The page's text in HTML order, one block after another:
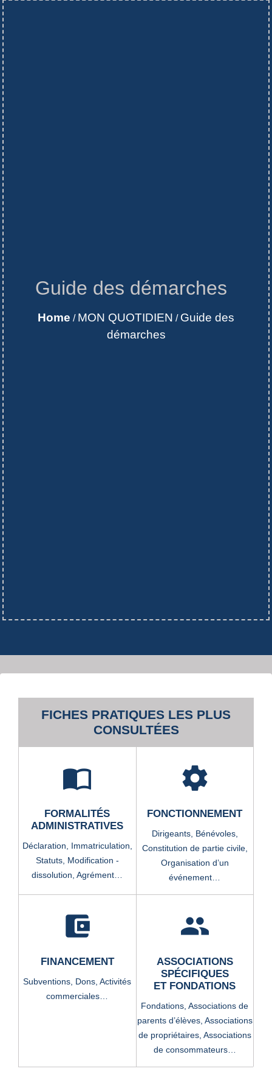
Guide des démarches
Home / MON QUOTIDIEN / Guide des
démarches
FICHES PRATIQUES LES PLUS
CONSULTÉES
import_contacts
FORMALITÉS
ADMINISTRATIVES
Déclaration, Immatriculation,
Statuts, Modification -
dissolution,Agrément…
settings
FONCTIONNEMENT
Dirigeants, Bénévoles,
Constitution de partie civile,
Organisation d’un
événement…
account_balance_wallet
FINANCEMENT
Subventions, Dons,Activités
commerciales…
group
ASSOCIATIONS
SPÉCIFIQUES
ET FONDATIONS
Fondations,Associations de
parents d’élèves, Associations
de propriétaires, Associations
de consommateurs…